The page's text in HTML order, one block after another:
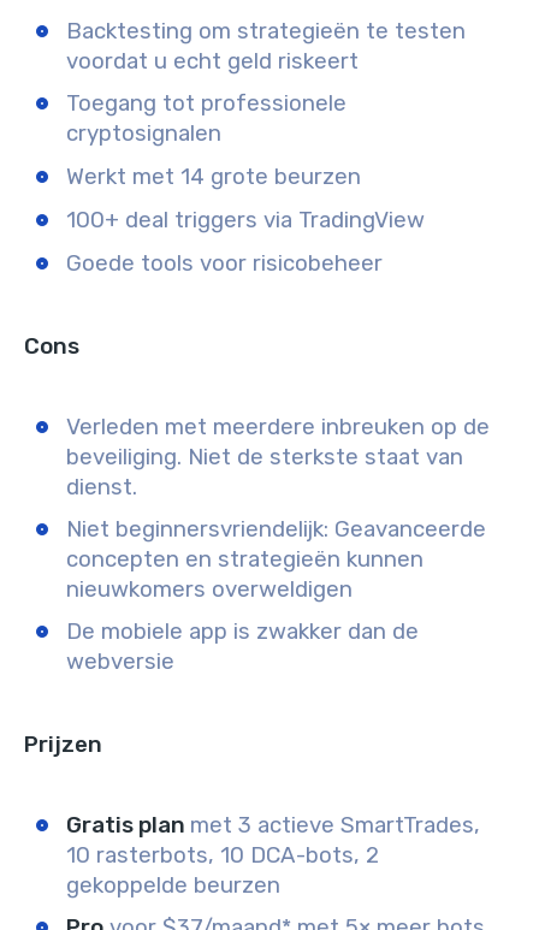
Backtesting om strategieën te testen
voordat u echt geld riskeert
Toegang tot professionele
cryptosignalen
Werkt met 14 grote beurzen
100+ deal triggers via TradingView
Goede tools voor risicobeheer
Cons
Verleden met meerdere inbreuken op de
beveiliging. Niet de sterkste staat van
dienst.
Niet beginnersvriendelijk: Geavanceerde
concepten en strategieën kunnen
nieuwkomers overweldigen
De mobiele app is zwakker dan de
webversie
Prijzen
Gratis plan met 3 actieve SmartTrades,
10 rasterbots, 10 DCA-bots, 2
gekoppelde beurzen